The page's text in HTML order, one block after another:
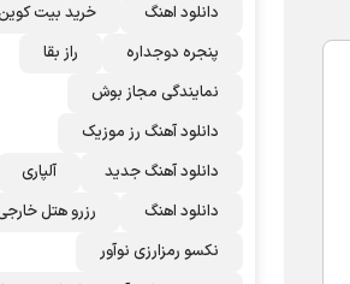
دانلود اهنگ
خرید بیت کوین
پنجره دوجداره
راز بقا
نمایندگی مجاز بوش
دانلود آهنگ رز‌ موزیک
دانلود آهنگ جدید
آلپاری
دانلود اهنگ
رزرو هتل
نکسو رمزارزی نوآور